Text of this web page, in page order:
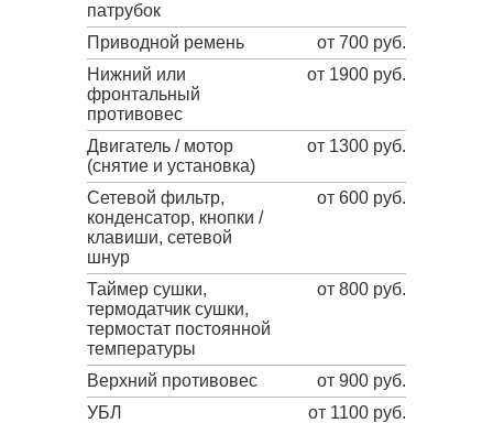
патрубок
Приводной ремень
от 700 руб.
Нижний или
фронтальный
противовес
от 1900 руб.
Двигатель / мотор
(снятие и установка)
от 1300 руб.
Сетевой фильтр,
конденсатор, кнопки /
клавиши, сетевой
шнур
от 600 руб.
Таймер сушки,
термодатчик сушки,
термостат постоянной
температуры
от 800 руб.
Верхний противовес
от 900 руб.
УБЛ
от 1100 руб.